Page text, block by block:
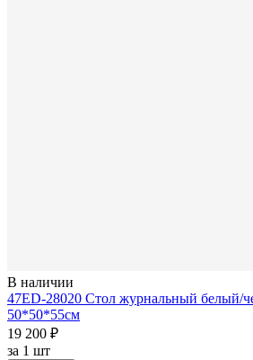
В наличии
47ED-28020 Стол журнальный белый/
50*50*55см
19 200 ₽
за 1 шт